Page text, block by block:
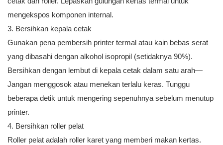
mengekspos komponen internal.
3. Bersihkan kepala cetak
Gunakan pena pembersih printer termal atau kain bebas serat
yang dibasahi dengan alkohol isopropil (setidaknya 90%).
Bersihkan dengan lembut di kepala cetak dalam satu arah—
Jangan menggosok atau menekan terlalu keras. Tunggu
beberapa detik untuk mengering sepenuhnya sebelum menutup
printer.
4. Bersihkan roller pelat
Roller pelat adalah roller karet yang memberi makan kertas.